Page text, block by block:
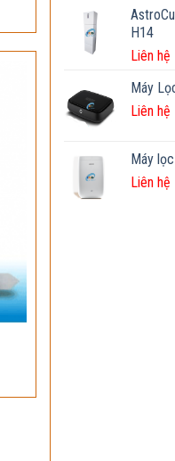
H14
Liên hệ
Máy
Liên hệ
Máy
Liên hệ